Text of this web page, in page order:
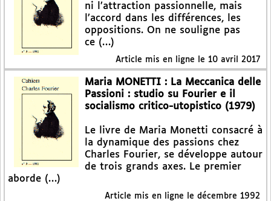
ni l’attraction passionnelle, mais
l’accord dans les différences, les
oppositions. On ne souligne pas
ce (…)
Article mis en ligne le 10 avril 2017
Maria MONETTI : La Meccanica delle
Passioni : studio su Fourier e il
socialismo critico-utopistico (1979)
Le livre de Maria Monetti consacré à
la dynamique des passions chez
Charles Fourier, se développe autour
de trois grands axes. Le premier
aborde (…)
Article mis en ligne le décembre 1992